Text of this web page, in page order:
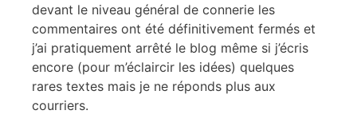
devant le niveau général de connerie les
commentaires ont été définitivement fermés et
j’ai pratiquement arrêté le blog même si j’écris
encore (pour m’éclaircir les idées) quelques
rares textes mais je ne réponds plus aux
courriers.